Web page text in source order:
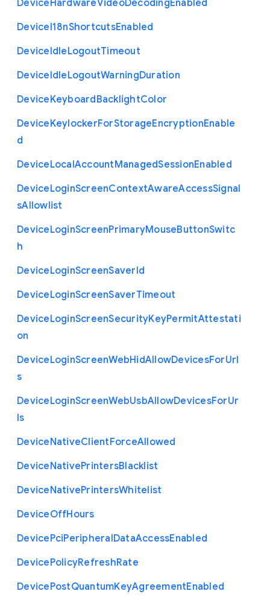
DeviceHardwareVideoDecodingEnabled
DeviceI18nShortcutsEnabled
DeviceIdleLogoutTimeout
DeviceIdleLogoutWarningDuration
DeviceKeyboardBacklightColor
DeviceKeylockerForStorageEncryptionEnable
d
DeviceLocalAccountManagedSessionEnabled
DeviceLoginScreenContextAwareAccessSignal
sAllowlist
DeviceLoginScreenPrimaryMouseButtonSwitc
h
DeviceLoginScreenSaverId
DeviceLoginScreenSaverTimeout
DeviceLoginScreenSecurityKeyPermitAttestati
on
DeviceLoginScreenWebHidAllowDevicesForUrl
s
DeviceLoginScreenWebUsbAllowDevicesForUr
ls
DeviceNativeClientForceAllowed
DeviceNativePrintersBlacklist
DeviceNativePrintersWhitelist
DeviceOffHours
DevicePciPeripheralDataAccessEnabled
DevicePolicyRefreshRate
DevicePostQuantumKeyAgreementEnabled